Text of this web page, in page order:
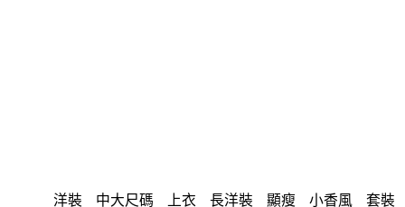
洋裝 中大尺碼 上衣 長洋裝 顯瘦 小香風 套裝